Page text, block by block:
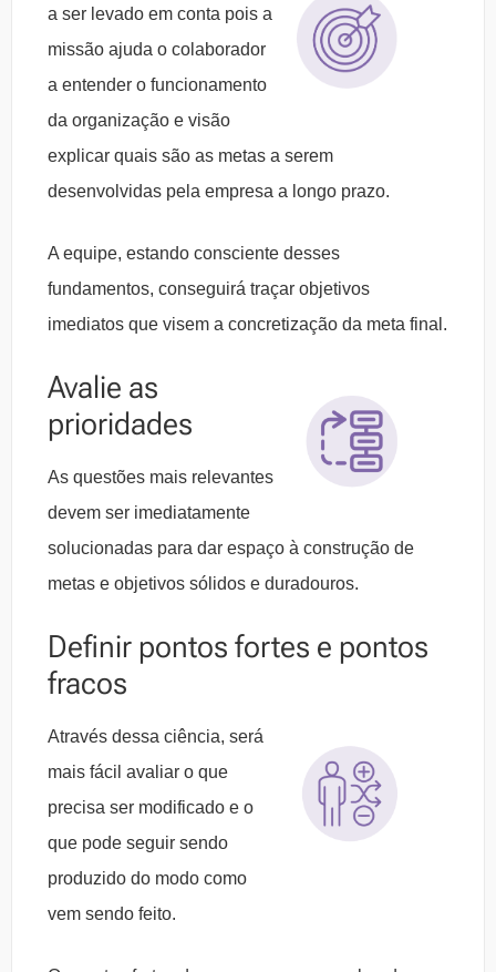
a ser levado em conta pois a
missão ajuda o colaborador
a entender o funcionamento
da organização e visão
explicar quais são as metas a serem
desenvolvidas pela empresa a longo prazo.
A equipe, estando consciente desses
fundamentos, conseguirá traçar objetivos
imediatos que visem a concretização da meta final.
Avalie as
prioridades
As questões mais relevantes
devem ser imediatamente
solucionadas para dar espaço à construção de
metas e objetivos sólidos e duradouros.
Definir pontos fortes e pontos
fracos
Através dessa ciência, será
mais fácil avaliar o que
precisa ser modificado e o
que pode seguir sendo
produzido do modo como
vem sendo feito.